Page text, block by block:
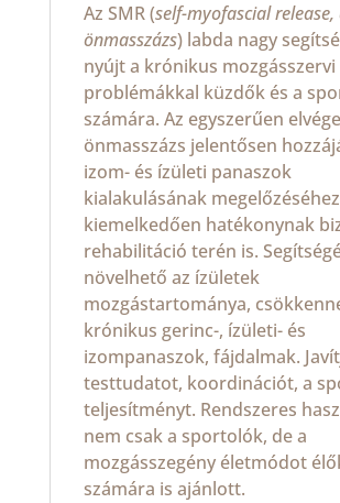
Az SMR (self-myofascial release,
önmasszázs) labda nagy
nyújt a krónikus mozgásszervi
problémákkal küzdők és a
számára. Az egyszerűen
önmasszázs jelentősen
izom- és ízületi panaszok
kialakulásának
kiemelkedően hatékonynak
rehabilitáció terén is.
növelhető az ízületek
mozgástartománya,
krónikus gerinc-, ízületi- és
izompanaszok, fájdalmak.
testtudatot, koordinációt, a
teljesítményt. Rendszeres
nem csak a sportolók, de a
mozgásszegény életmódot
számára is ajánlott.